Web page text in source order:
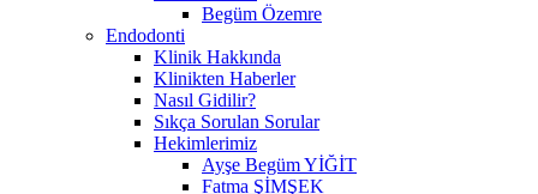
Begüm Özemre
Endodonti
Klinik Hakkında
Klinikten Haberler
Nasıl Gidilir?
Sıkça Sorulan Sorular
Hekimlerimiz
Ayşe Begüm YİĞİT
Fatma ŞİMŞEK